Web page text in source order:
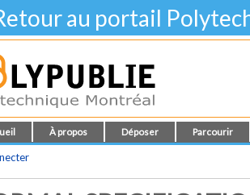
au portail
À propos Déposer Parcourir